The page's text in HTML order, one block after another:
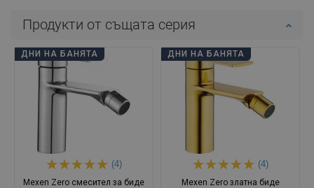
Продукти от същата серия
ДНИ НА БАНЯТА
(4)
Mexen Zero смесител за биде
ДНИ НА БАНЯТА
(4)
Mexen Zero златна биде